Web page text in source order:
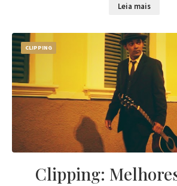
Leia mais
CLIPPING
Clipping: